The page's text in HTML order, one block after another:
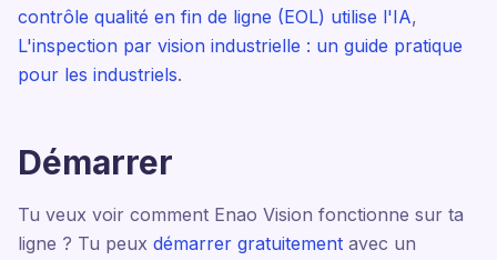
contrôle qualité en fin de ligne (EOL) utilise l'IA,
L'inspection par vision industrielle : un guide pratique
pour les industriels.
Démarrer
Tu veux voir comment Enao Vision fonctionne sur ta
ligne ? Tu peux démarrer gratuitement avec un